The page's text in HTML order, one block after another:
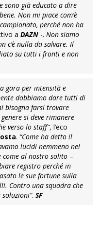
sono già educato a dire
Non mi piace com’è
perché non ha
a DAZN -. Non siamo
c’è nulla da salvare. Il
su tutti i fronti e non
gara per intensità e
dobbiamo dare tutti di
bisogna farsi trovare
si deve rimanere
verso lo staff”, l’eco
. “Come ha detto il
lucidi nemmeno nel
come al nostro solito –
registro perché in
le sue fortune sulla
Contro una squadra che
soluzioni”. SF